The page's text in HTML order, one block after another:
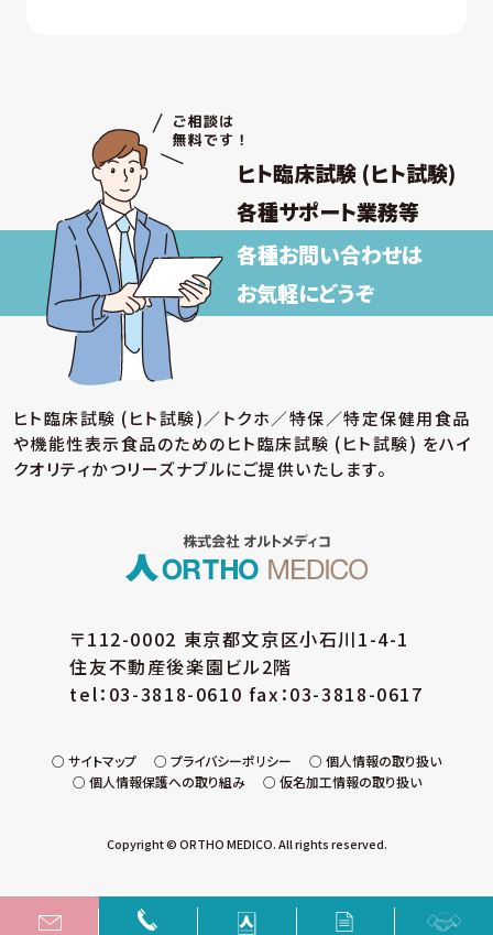
ヒト臨床試験 (ヒト試験)
各種サポート業務等
各種お問い合わせは
お気軽にどうぞ
ヒト臨床試験 (ヒト試験)／トクホ／特保／特定保健用食品
や機能性表示食品のためのヒト臨床試験 (ヒト試験) をハイ
クオリティかつリーズナブルにご提供いたします。
〒112-0002 東京都文京区小石川1-4-1
住友不動産後楽園ビル2階
tel：03-3818-0610 fax：03-3818-0617
サイトマップ プライバシーポリシー
個人情報の取り扱い
個人情報保護への取り組み
仮名加工情報の取り扱い
Copyright © ORTHO MEDICO. All rights reserved.